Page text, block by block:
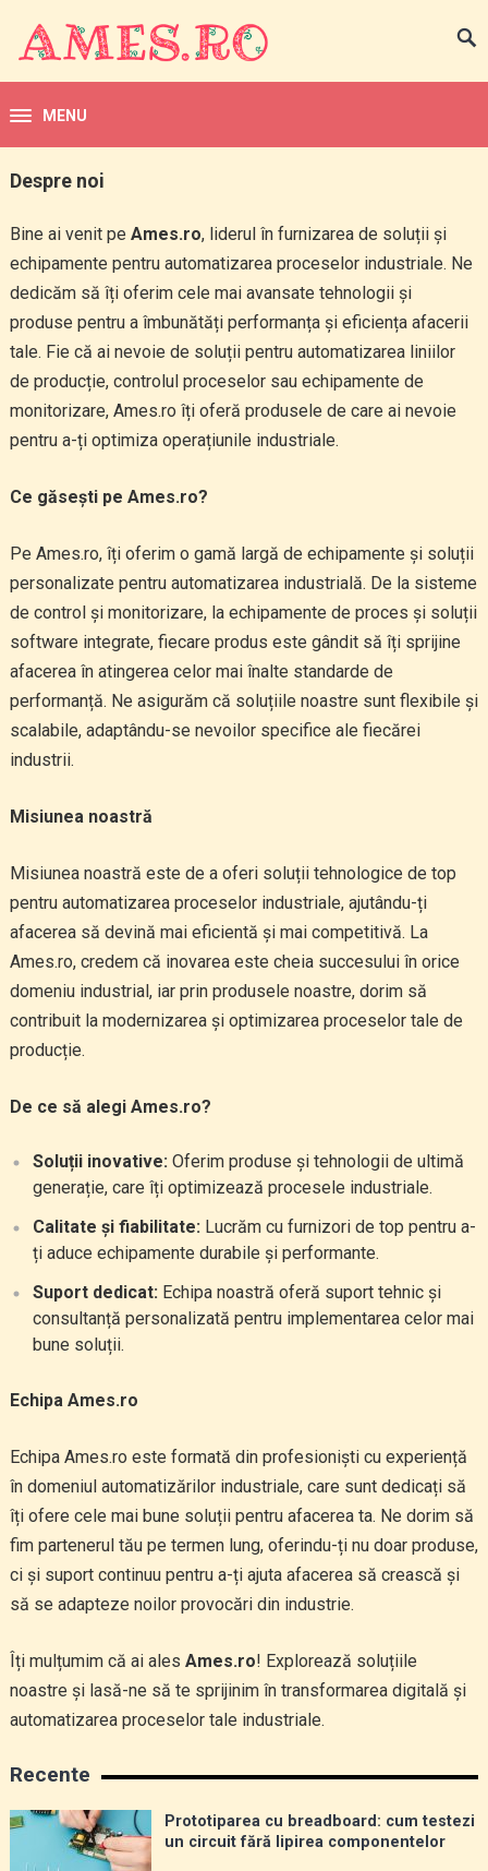
MENU
Despre noi
Bine ai venit pe Ames.ro, liderul în furnizarea de soluții și
echipamente pentru automatizarea proceselor industriale. Ne
dedicăm să îți oferim cele mai avansate tehnologii și
produse pentru a îmbunătăți performanța și eficiența afacerii
tale. Fie că ai nevoie de soluții pentru automatizarea liniilor
de producție, controlul proceselor sau echipamente de
monitorizare, Ames.ro îți oferă produsele de care ai nevoie
pentru a-ți optimiza operațiunile industriale.
Ce găsești pe Ames.ro?
Pe Ames.ro, îți oferim o gamă largă de echipamente și soluții
personalizate pentru automatizarea industrială. De la sisteme
de control și monitorizare, la echipamente de proces și soluții
software integrate, fiecare produs este gândit să îți sprijine
afacerea în atingerea celor mai înalte standarde de
performanță. Ne asigurăm că soluțiile noastre sunt flexibile și
scalabile, adaptându-se nevoilor specifice ale fiecărei
industrii.
Misiunea noastră
Misiunea noastră este de a oferi soluții tehnologice de top
pentru automatizarea proceselor industriale, ajutându-ți
afacerea să devină mai eficientă și mai competitivă. La
Ames.ro, credem că inovarea este cheia succesului în orice
domeniu industrial, iar prin produsele noastre, dorim să
contribuit la modernizarea și optimizarea proceselor tale de
producție.
De ce să alegi Ames.ro?
Soluții inovative: Oferim produse și tehnologii de ultimă
generație, care îți optimizează procesele industriale.
Calitate și fiabilitate: Lucrăm cu furnizori de top pentru a-
ți aduce echipamente durabile și performante.
Suport dedicat: Echipa noastră oferă suport tehnic și
consultanță personalizată pentru implementarea celor mai
bune soluții.
Echipa Ames.ro
Echipa Ames.ro este formată din profesioniști cu experiență
în domeniul automatizărilor industriale, care sunt dedicați să
îți ofere cele mai bune soluții pentru afacerea ta. Ne dorim să
fim partenerul tău pe termen lung, oferindu-ți nu doar produse,
ci și suport continuu pentru a-ți ajuta afacerea să crească și
să se adapteze noilor provocări din industrie.
Îți mulțumim că ai ales Ames.ro! Explorează soluțiile
noastre și lasă-ne să te sprijinim în transformarea digitală și
automatizarea proceselor tale industriale.
Recente
Prototiparea cu breadboard: cum testezi
un circuit fără lipirea componentelor